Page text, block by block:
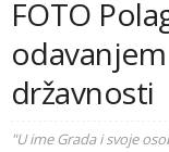
FOTO
državnosti
"U ime Grada i svoje